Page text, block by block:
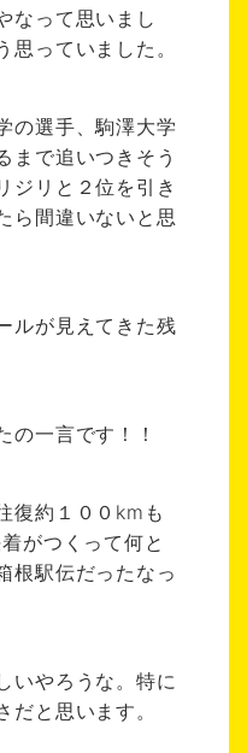
なって思いまし
思っていました。
の選手、駒澤大学
まで追いつきそう
ジリと２位を引き
ら間違いないと思
ルが見えてきた残
の一言です！！
復約１００kmも
がつくって何と
根駅伝だったなっ
いやろうな。特に
だと思います。